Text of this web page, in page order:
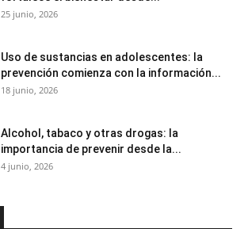
25 junio, 2026
Uso de sustancias en adolescentes: la
prevención comienza con la información...
18 junio, 2026
Alcohol, tabaco y otras drogas: la
importancia de prevenir desde la...
4 junio, 2026